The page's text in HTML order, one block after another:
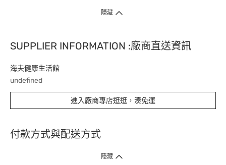
隱藏
SUPPLIER INFORMATION :廠商直送資訊
海夫健康生活館
undefined
進入廠商專店逛逛，湊免運
付款方式與配送方式
隱藏